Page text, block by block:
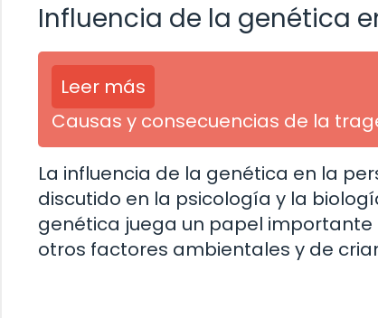
Influencia de la genética
Leer más
Causas y consecuencias de la
La influencia de la genética en la
discutido en la psicología y la
genética juega un papel
otros factores ambientales y de